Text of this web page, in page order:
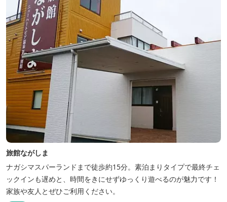
旅館ながしま
ナガシマスパーランドまで徒歩約15分。素泊まりタイプで最終チェ
ックインも遅めと、時間をきにせずゆっくり遊べるのが魅力です！
家族や友人とぜひご利用ください。